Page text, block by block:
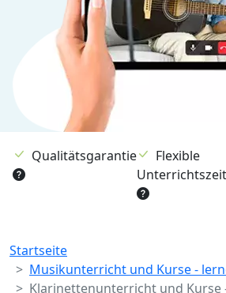
Qualitätsgarantie
Flexible
Breadcrumb
Startseite
Musikunterricht und Kurse -
Klarinettenunterricht und Kurse